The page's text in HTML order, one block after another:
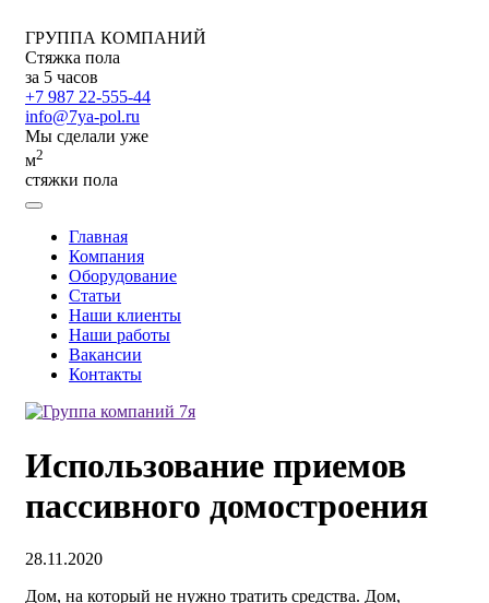
ГРУППА КОМПАНИЙ
Стяжка пола
за 5 часов
+7 987 22-555-44
info@7ya-pol.ru
Мы сделали уже
м2
стяжки пола
Главная
Компания
Оборудование
Статьи
Наши клиенты
Наши работы
Вакансии
Контакты
Использование приемов
пассивного домостроения
28.11.2020
Дом, на который не нужно тратить средства. Дом,